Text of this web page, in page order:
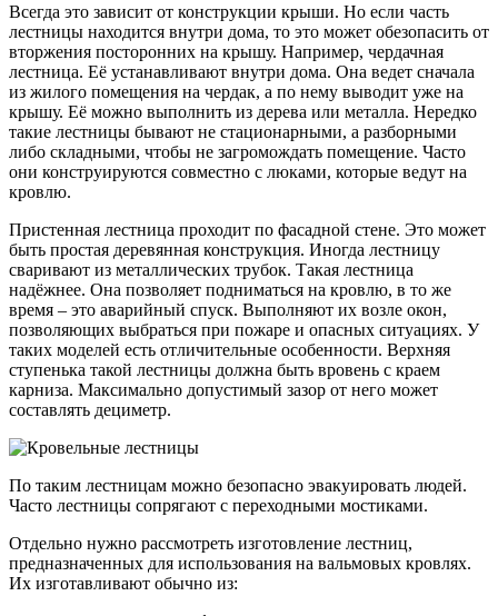
Всегда это зависит от конструкции крыши. Но если часть
лестницы находится внутри дома, то это может обезопасить от
вторжения посторонних на крышу. Например, чердачная
лестница. Её устанавливают внутри дома. Она ведет сначала
из жилого помещения на чердак, а по нему выводит уже на
крышу. Её можно выполнить из дерева или металла. Нередко
такие лестницы бывают не стационарными, а разборными
либо складными, чтобы не загромождать помещение. Часто
они конструируются совместно с люками, которые ведут на
кровлю.
Пристенная лестница проходит по фасадной стене. Это может
быть простая деревянная конструкция. Иногда лестницу
сваривают из металлических трубок. Такая лестница
надёжнее. Она позволяет подниматься на кровлю, в то же
время – это аварийный спуск. Выполняют их возле окон,
позволяющих выбраться при пожаре и опасных ситуациях. У
таких моделей есть отличительные особенности. Верхняя
ступенька такой лестницы должна быть вровень с краем
карниза. Максимально допустимый зазор от него может
составлять дециметр.
По таким лестницам можно безопасно эвакуировать людей.
Часто лестницы сопрягают с переходными мостиками.
Отдельно нужно рассмотреть изготовление лестниц,
предназначенных для использования на вальмовых кровлях.
Их изготавливают обычно из: